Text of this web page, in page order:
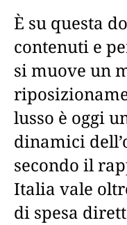
È su questa
contenuti e
si muove un
lusso è oggi
dinamici
secondo il
Italia vale
di spesa